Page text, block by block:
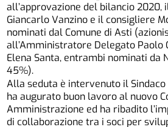
all’approvazione del bilancio 2020,
Giancarlo Vanzino e il consigliere
nominati dal Comune di Asti
all’Amministratore Delegato Paolo
Elena Santa, entrambi nominati da
45%).
Alla seduta è intervenuto il Sindaco
ha augurato buon lavoro al nuovo
Amministrazione ed ha ribadito
di collaborazione tra i soci per